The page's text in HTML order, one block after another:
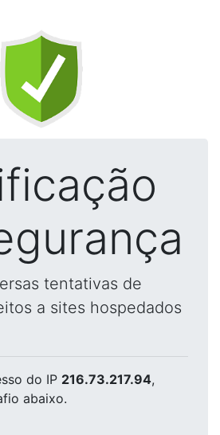
tentativas de
a sites hospedados
do IP 216.73.217.94,
abaixo.